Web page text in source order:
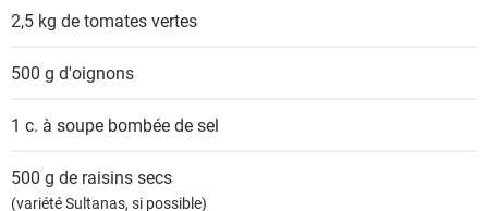
i
t
2,5 kg detomates vertes
500 g d'oignons
1 c. à soupe bombée desel
500 g de raisins secs
(variété Sultanas, si possible)